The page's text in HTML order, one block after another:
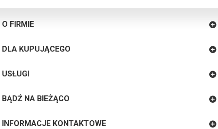
O FIRMIE
DLA KUPUJĄCEGO
USŁUGI
BĄDŹ NA BIEŻĄCO
INFORMACJE KONTAKTOWE